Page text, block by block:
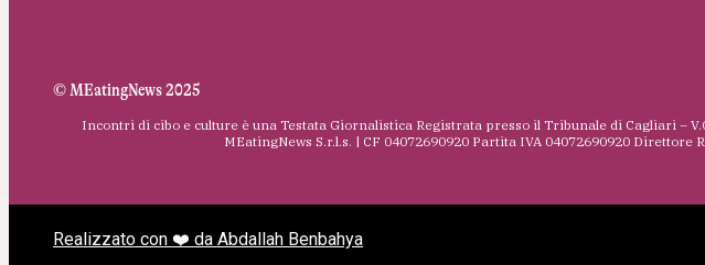
© MEatingNews 2025
Incontri di cibo e culture è una Testata Giornalistica Registrata presso il Tribunale di Cagliari –
MEatingNews S.r.l.s. | CF 04072690920 Partita IVA 04072690920 Direttore
Realizzato con ❤️ da Abdallah Benbahya